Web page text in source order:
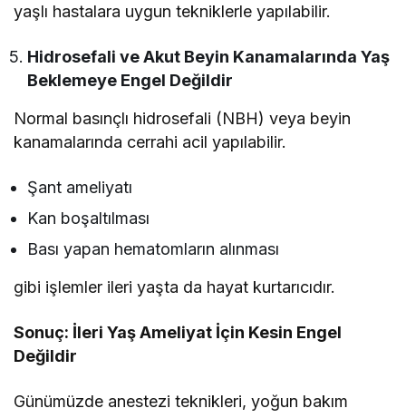
yaşlı hastalara uygun tekniklerle yapılabilir.
Hidrosefali ve Akut Beyin Kanamalarında Yaş
Beklemeye Engel Değildir
Normal basınçlı hidrosefali (NBH) veya beyin
kanamalarında cerrahi acil yapılabilir.
Şant ameliyatı
Kan boşaltılması
Bası yapan hematomların alınması
gibi işlemler ileri yaşta da hayat kurtarıcıdır.
Sonuç: İleri Yaş Ameliyat İçin Kesin Engel
Değildir
Günümüzde anestezi teknikleri, yoğun bakım